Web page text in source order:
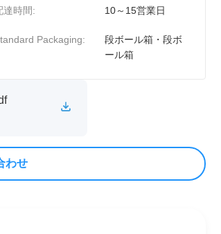
達時間: 10～15営業日
Packaging:
段ボール箱・段ボ
ール箱
わせ